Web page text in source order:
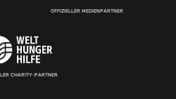
OFFIZIELLER MEDIENPARTNER
CHARITY-PARTNER